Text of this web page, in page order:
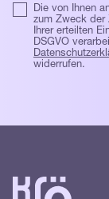
Die von Ihnen
zum Zweck der
Ihrer erteilten
DSGVO
widerrufen.